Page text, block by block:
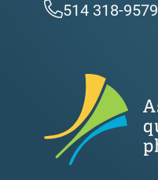
514 318-9579